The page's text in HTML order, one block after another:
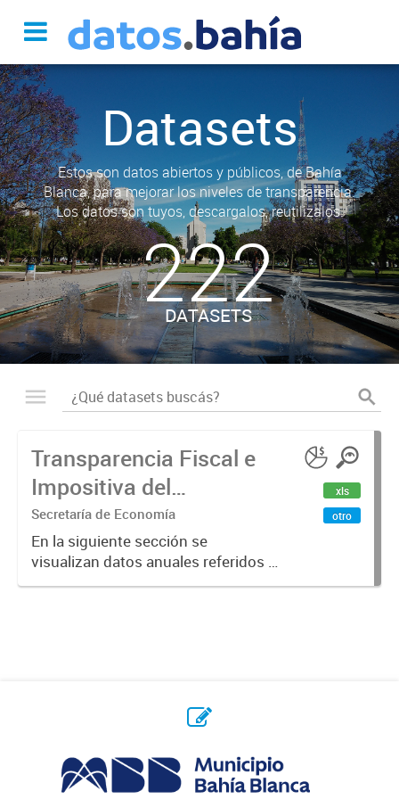
Datasets
Estos son datos abiertos y públicos, de Bahía
Blanca, para mejorar los niveles de transparencia.
Los datos son tuyos, descargalos, reutilizalos.
222
DATASETS
Transparencia Fiscal e
Impositiva del
Municipio. Año 2023
Secretaría de Economía
En la siguiente sección se
visualizan datos anuales referidos a
la transparencia fiscal e impositiva
xls
otro